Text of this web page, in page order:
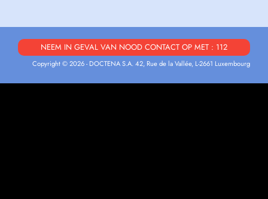
NEEM IN GEVAL VAN NOOD CONTACT OP MET : 112
Copyright © 2026 - DOCTENA S.A. 42, Rue de la Vallée, L-2661 Luxembourg